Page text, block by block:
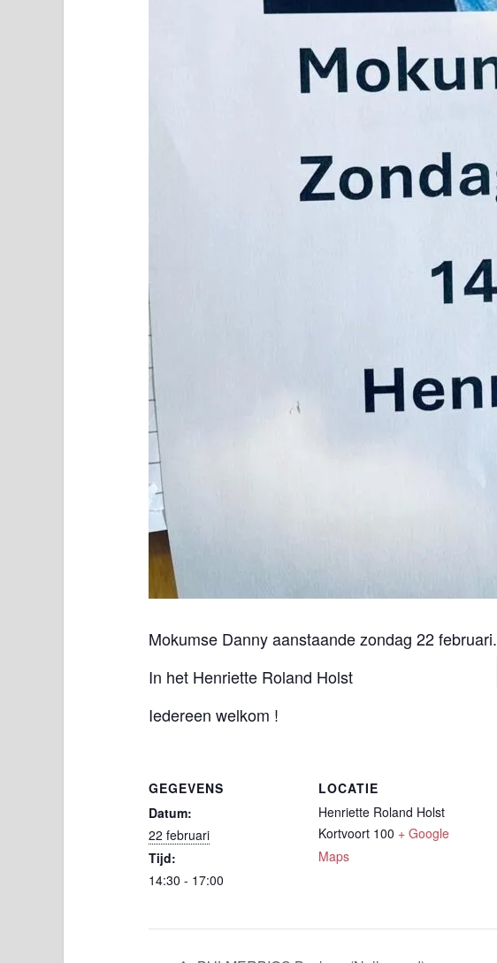
Mokumse Danny aanstaande zondag 22 februari.
In het Henriette Roland Holst
Iedereen welkom !
GEGEVENS
Datum:
22 februari
Tijd:
14:30 - 17:00
LOCATIE
Henriette Roland Holst
Kortvoort 100 + Google
Maps